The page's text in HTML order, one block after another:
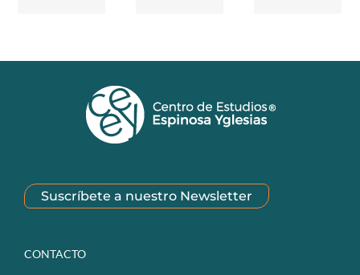
Suscríbete a nuestro Newsletter
CONTACTO